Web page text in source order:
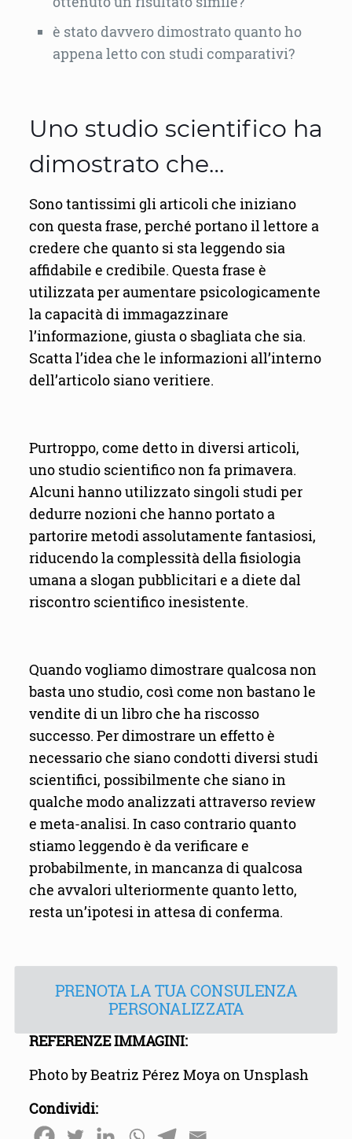
è stato davvero dimostrato quanto ho
appena letto con studi comparativi?
Uno studio scientifico ha
dimostrato che…
Sono tantissimi gli articoli che iniziano
con questa frase, perché portano il lettore a
credere che quanto si sta leggendo sia
affidabile e credibile. Questa frase è
utilizzata per aumentare psicologicamente
la capacità di immagazzinare
l’informazione, giusta o sbagliata che sia.
Scatta l’idea che le informazioni all’interno
dell’articolo siano veritiere.
Purtroppo, come detto in diversi articoli,
uno studio scientifico non fa primavera.
Alcuni hanno utilizzato singoli studi per
dedurre nozioni che hanno portato a
partorire metodi assolutamente fantasiosi,
riducendo la complessità della fisiologia
umana a slogan pubblicitari e a diete dal
riscontro scientifico inesistente.
Quando vogliamo dimostrare qualcosa non
basta uno studio, così come non bastano le
vendite di un libro che ha riscosso
successo. Per dimostrare un effetto è
necessario che siano condotti diversi studi
scientifici, possibilmente che siano in
qualche modo analizzati attraverso review
e meta-analisi. In caso contrario quanto
stiamo leggendo è da verificare e
probabilmente, in mancanza di qualcosa
che avvalori ulteriormente quanto letto,
resta un’ipotesi in attesa di conferma.
PRENOTA LA TUA CONSULENZA
PERSONALIZZATA
REFERENZE IMMAGINI:
Photo by Beatriz Pérez Moya on Unsplash
Condividi: